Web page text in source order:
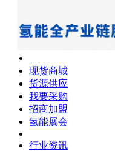
现货商城
货源供应
我要采购
招商加盟
氢能展会
行业资讯